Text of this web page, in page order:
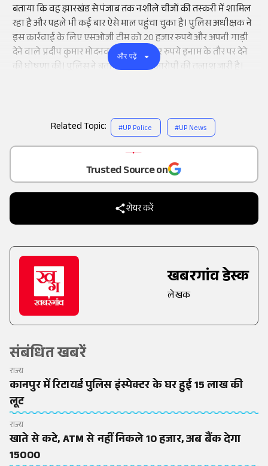
Add
as a
Trusted Source on
शेयर करें
खबरगांव डेस्क
लेखक
संबंधित खबरें
राज्य
कानपुर में रिटायर्ड पुलिस इंस्पेक्टर के घर हुई 15 लाख की
लूट
राज्य
खाते से कटे, ATM से नहीं निकले 10 हजार, अब बैंक देगा
15000
बताया कि वह झारखंड से पंजाब तक नशीले चीजों की तस्करी में शामिल
रहा है और पहले भी कई बार ऐसे माल पहुंचा चुका है। पुलिस अधीक्षक ने
इस कार्रवाई के लिए एसओजी टीम को 20 हजार रुपये और अपनी गाड़ी
देने वाले प्रदीप कुमार मोदनवाल को 10 हजार रुपये इनाम के तौर पर देने
की घोषणा की। पुलिस ने बताया कि फरार आरोपी की तलाश जारी है।
और पढ़ें
Related Topic: #UP Police #UP News